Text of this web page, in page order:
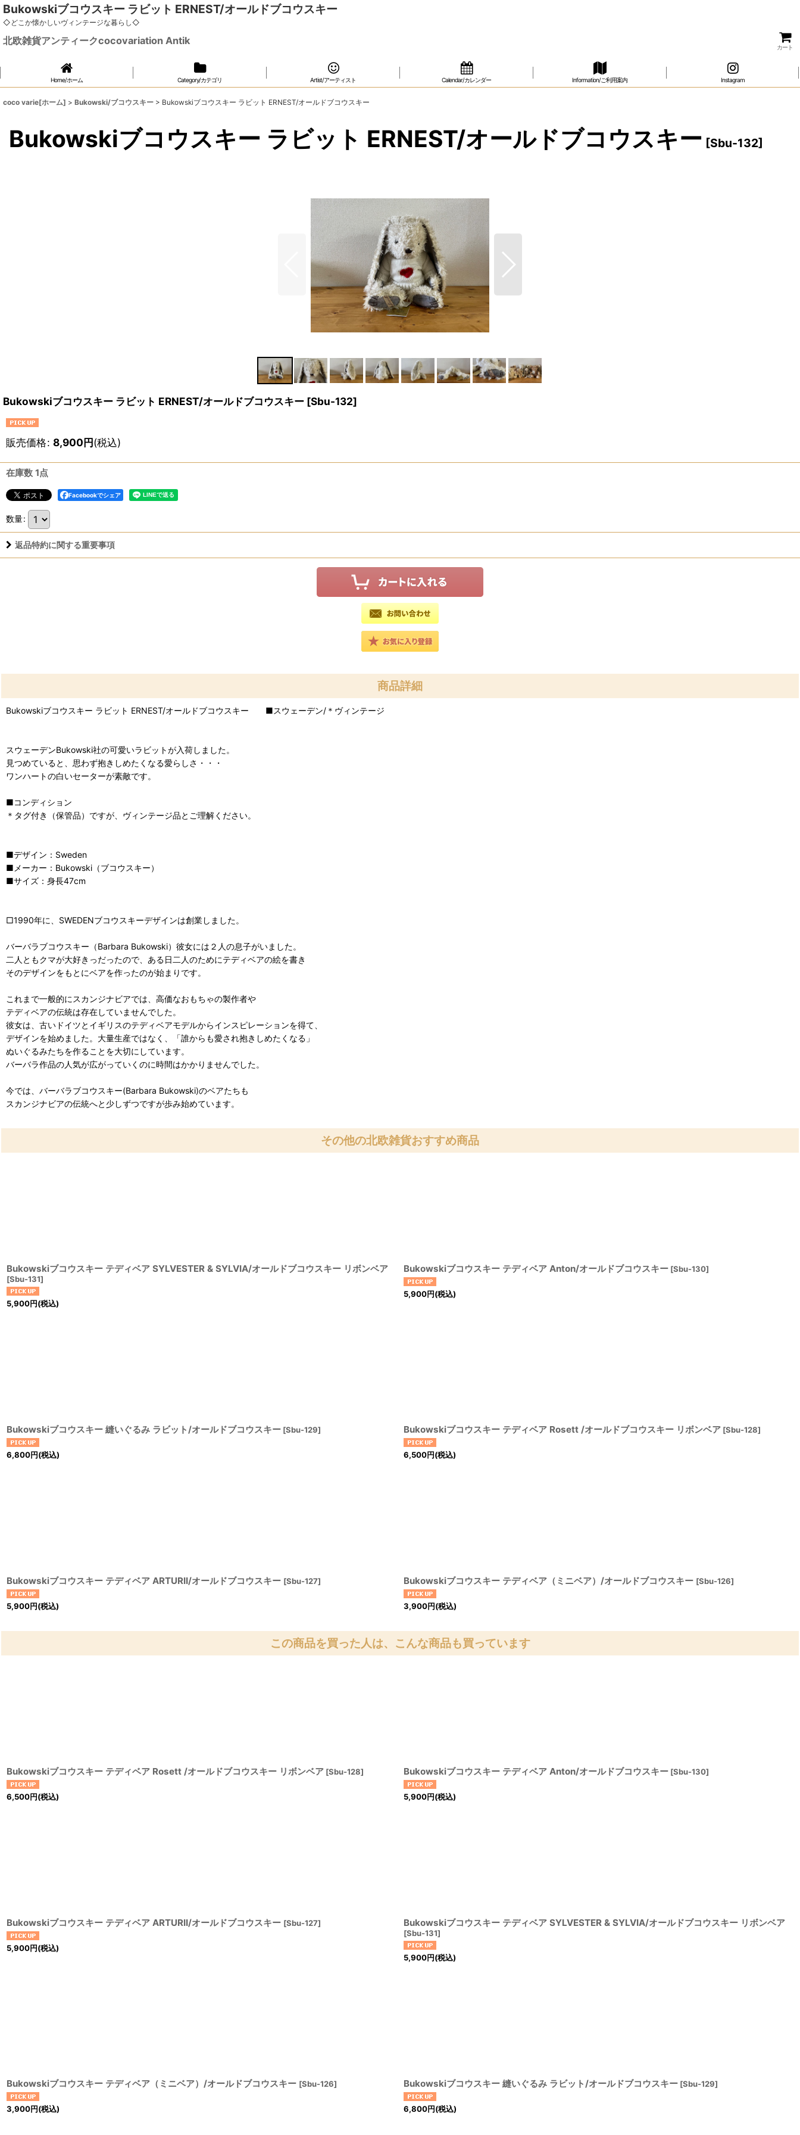
Bukowskiブコウスキー ラビット ERNEST/オールドブコウスキー
◇どこか懐かしいヴィンテージな暮らし◇
北欧雑貨アンティークcocovariation Antik
カート
Home/ホーム Category/カテゴリ Artist/アーティスト Calendar/カレンダー Information/ご利用案内 Instagram
coco varie[ホーム] > Bukowski/ブコウスキー > Bukowskiブコウスキー ラビット ERNEST/オールドブコウスキー
Bukowskiブコウスキー ラビット ERNEST/オールドブコウスキー [Sbu-132]
Bukowskiブコウスキー ラビット ERNEST/オールドブコウスキー [Sbu-132]
販売価格: 8,900円(税込)
在庫数 1点
Facebookでシェア
数量:
返品特約に関する重要事項
商品詳細
Bukowskiブコウスキー ラビット ERNEST/オールドブコウスキー ■スウェーデン/＊ヴィンテージ
スウェーデンBukowski社の可愛いラビットが入荷しました。
見つめていると、思わず抱きしめたくなる愛らしさ・・・
ワンハートの白いセーターが素敵です。
■コンディション
＊タグ付き（保管品）ですが、ヴィンテージ品とご理解ください。
■デザイン：Sweden
■メーカー：Bukowski（ブコウスキー）
■サイズ：身長47cm
□1990年に、SWEDENブコウスキーデザインは創業しました。
バーバラブコウスキー（Barbara Bukowski）彼女には２人の息子がいました。
二人ともクマが大好きっだったので、ある日二人のためにテディベアの絵を書き
そのデザインをもとにベアを作ったのが始まりです。
これまで一般的にスカンジナビアでは、高価なおもちゃの製作者や
テディベアの伝統は存在していませんでした。
彼女は、古いドイツとイギリスのテディベアモデルからインスピレーションを得て、
デザインを始めました。大量生産ではなく、「誰からも愛され抱きしめたくなる」
ぬいぐるみたちを作ることを大切にしています。
バーバラ作品の人気が広がっていくのに時間はかかりませんでした。
今では、バーバラブコウスキー(Barbara Bukowski)のベアたちも
スカンジナビアの伝統へと少しずつですが歩み始めています。
その他の北欧雑貨おすすめ商品
Bukowskiブコウスキー テディベア SYLVESTER & SYLVIA/オールドブコウスキー リボンベア
[Sbu-131]
5,900円(税込)
Bukowskiブコウスキー テディベア Anton/オールドブコウスキー [Sbu-130]
5,900円(税込)
Bukowskiブコウスキー 縫いぐるみ ラビット/オールドブコウスキー [Sbu-129]
6,800円(税込)
Bukowskiブコウスキー テディベア Rosett /オールドブコウスキー リボンベア [Sbu-128]
6,500円(税込)
Bukowskiブコウスキー テディベア ARTURII/オールドブコウスキー [Sbu-127]
5,900円(税込)
Bukowskiブコウスキー テディベア（ミニベア）/オールドブコウスキー [Sbu-126]
3,900円(税込)
この商品を買った人は、こんな商品も買っています
Bukowskiブコウスキー テディベア Rosett /オールドブコウスキー リボンベア [Sbu-128]
6,500円(税込)
Bukowskiブコウスキー テディベア Anton/オールドブコウスキー [Sbu-130]
5,900円(税込)
Bukowskiブコウスキー テディベア ARTURII/オールドブコウスキー [Sbu-127]
5,900円(税込)
Bukowskiブコウスキー テディベア SYLVESTER & SYLVIA/オールドブコウスキー リボンベア
[Sbu-131]
5,900円(税込)
Bukowskiブコウスキー テディベア（ミニベア）/オールドブコウスキー [Sbu-126]
3,900円(税込)
Bukowskiブコウスキー 縫いぐるみ ラビット/オールドブコウスキー [Sbu-129]
6,800円(税込)